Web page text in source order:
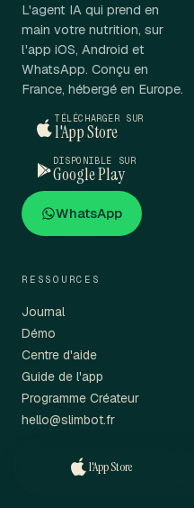
L'agent IA qui prend en
main votre nutrition, sur
l'app iOS, Android et
WhatsApp. Conçu en
France, hébergé en Europe.
TÉLÉCHARGER SUR
l'App Store
DISPONIBLE SUR
Google Play
WhatsApp
RESSOURCES
Journal
Démo
Centre d'aide
Guide de l'app
Programme Créateur
hello@slimbot.fr
l'App Store